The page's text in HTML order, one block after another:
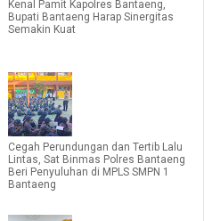
Kenal Pamit Kapolres Bantaeng,
Bupati Bantaeng Harap Sinergitas
Semakin Kuat
Cegah Perundungan dan Tertib Lalu
Lintas, Sat Binmas Polres Bantaeng
Beri Penyuluhan di MPLS SMPN 1
Bantaeng